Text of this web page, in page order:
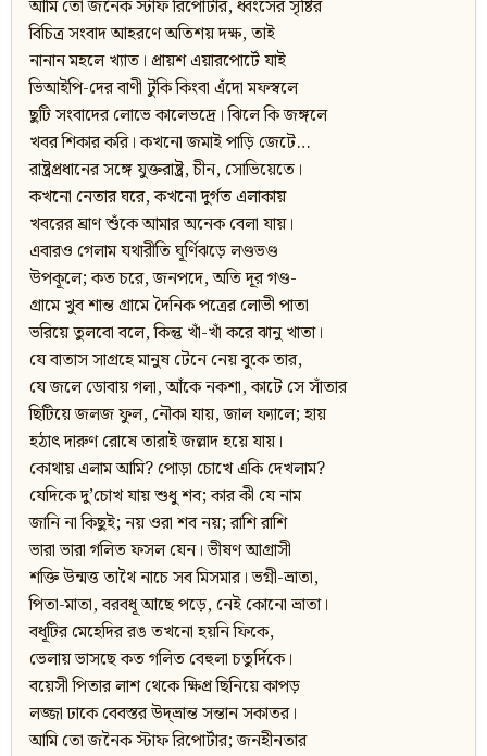
আমি তো জনৈক স্টাফ রিপোর্টার, ধ্বংসের সৃষ্টির
বিচিত্র সংবাদ আহরণে অতিশয় দক্ষ, তাই
নানান মহলে খ্যাত। প্রায়শ এয়ারপোর্টে যাই
ভিআইপি-দের বাণী টুকি কিংবা এঁদো মফস্বলে
ছুটি সংবাদের লোভে কালেভদ্রে। ঝিলে কি জঙ্গলে
খবর শিকার করি। কখনো জমাই পাড়ি জেটে…
রাষ্ট্রপ্রধানের সঙ্গে যুক্তরাষ্ট্র, চীন, সোভিয়েতে।
কখনো নেতার ঘরে, কখনো দুর্গত এলাকায়
খবরের ঘ্রাণ শুঁকে আমার অনেক বেলা যায়।
এবারও গেলাম যথারীতি ঘূর্ণিঝড়ে লণ্ডভণ্ড
উপকূলে; কত চরে, জনপদে, অতি দূর গণ্ড-
গ্রামে খুব শান্ত গ্রামে দৈনিক পত্রের লোভী পাতা
ভরিয়ে তুলবো বলে, কিন্তু খাঁ-খাঁ করে ঝানু খাতা।
যে বাতাস সাগ্রহে মানুষ টেনে নেয় বুকে তার,
যে জলে ডোবায় গলা, আঁকে নকশা, কাটে সে সাঁতার
ছিটিয়ে জলজ ফুল, নৌকা যায়, জাল ফ্যালে; হায়
হঠাৎ দারুণ রোষে তারাই জল্লাদ হয়ে যায়।
কোথায় এলাম আমি? পোড়া চোখে একি দেখলাম?
যেদিকে দু’চোখ যায় শুধু শব; কার কী যে নাম
জানি না কিছুই; নয় ওরা শব নয়; রাশি রাশি
ভারা ভারা গলিত ফসল যেন। ভীষণ আগ্রাসী
শক্তি উন্মত্ত তাথৈ নাচে সব মিসমার। ভগ্নী-ভ্রাতা,
পিতা-মাতা, বরবধূ আছে পড়ে, নেই কোনো ভ্রাতা।
বধূটির মেহেদির রঙ তখনো হয়নি ফিকে,
ভেলায় ভাসছে কত গলিত বেহুলা চতুর্দিকে।
বয়েসী পিতার লাশ থেকে ক্ষিপ্র ছিনিয়ে কাপড়
লজ্জা ঢাকে বেবস্তর উদ্‌ভ্রান্ত সন্তান সকাতর।
আমি তো জনৈক স্টাফ রিপোর্টার; জনহীনতার